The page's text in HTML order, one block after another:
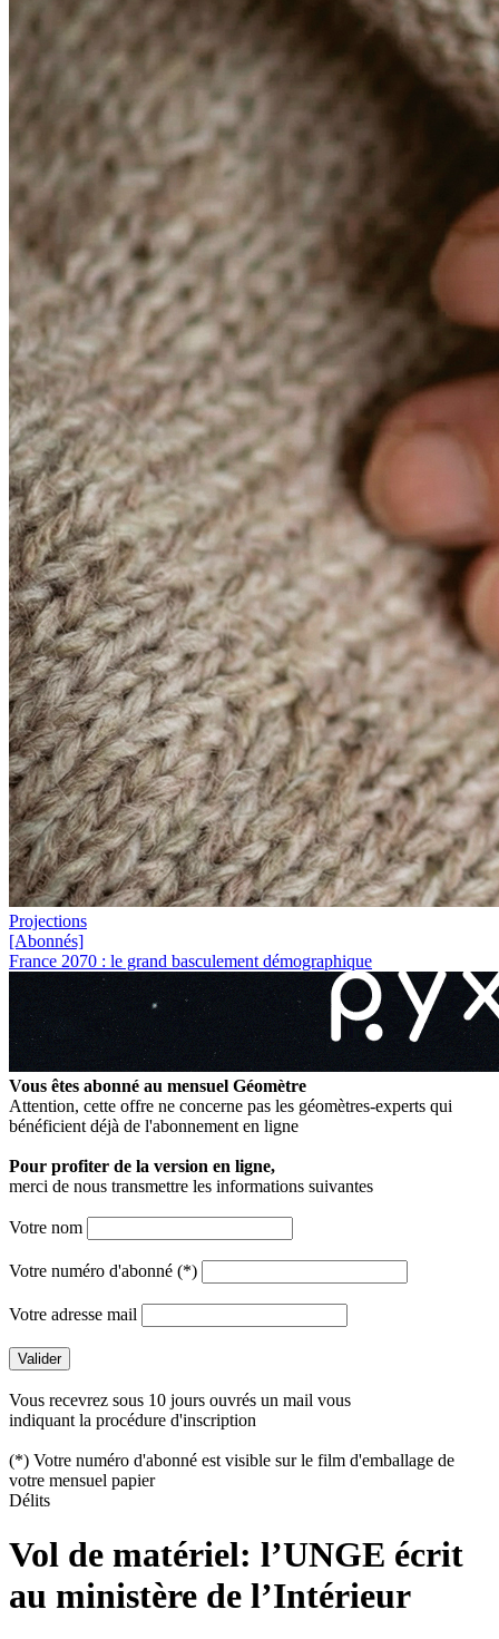
Projections
[Abonnés]
France 2070 : le grand basculement démographique
Vous êtes abonné au mensuel Géomètre
Attention, cette offre ne concerne pas les géomètres-experts qui
bénéficient déjà de l'abonnement en ligne
Pour profiter de la version en ligne,
merci de nous transmettre les informations suivantes
Votre nom
Votre numéro d'abonné (*)
Votre adresse mail
Vous recevrez sous 10 jours ouvrés un mail vous
indiquant la procédure d'inscription
(*) Votre numéro d'abonné est visible sur le film d'emballage de
votre mensuel papier
Délits
Vol de matériel: l’UNGE écrit
au ministère de l’Intérieur